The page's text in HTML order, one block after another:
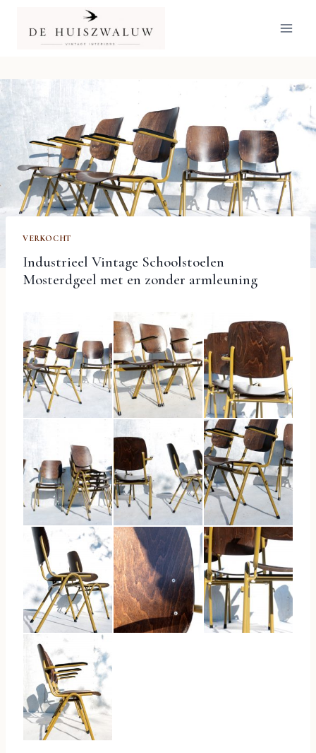
inhoud
VERKOCHT
Industrieel Vintage Schoolstoelen
Mosterdgeel met en zonder armleuning